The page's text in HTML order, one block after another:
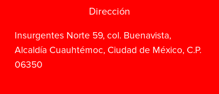
Dirección
Insurgentes Norte 59, col. Buenavista,
Alcaldía Cuauhtémoc, Ciudad de México, C.P.
06350